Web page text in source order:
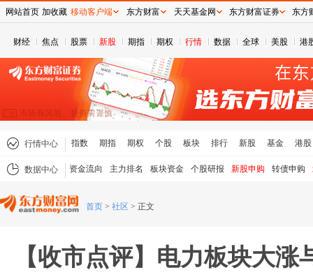
财经 焦点 股票 新股 期指 期权 行情 数据 全球 美股 港
行情中心 指数 期指 期权 个股 板块 排行 新股 基金 港股
数据中心 资金流向 主力排名 板块资金 个股研报 新股申购 转债申购
首页 > 社区 > 正文
【收市点评】电力板块大
网站首页 加收藏 移动客户端 东方财富 天天基金网 东方财富证券 东方